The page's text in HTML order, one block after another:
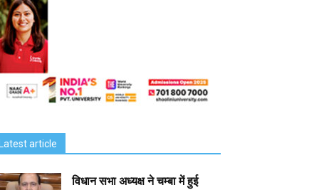
article
विधान सभा अध्यक्ष ने चम्बा में हुई